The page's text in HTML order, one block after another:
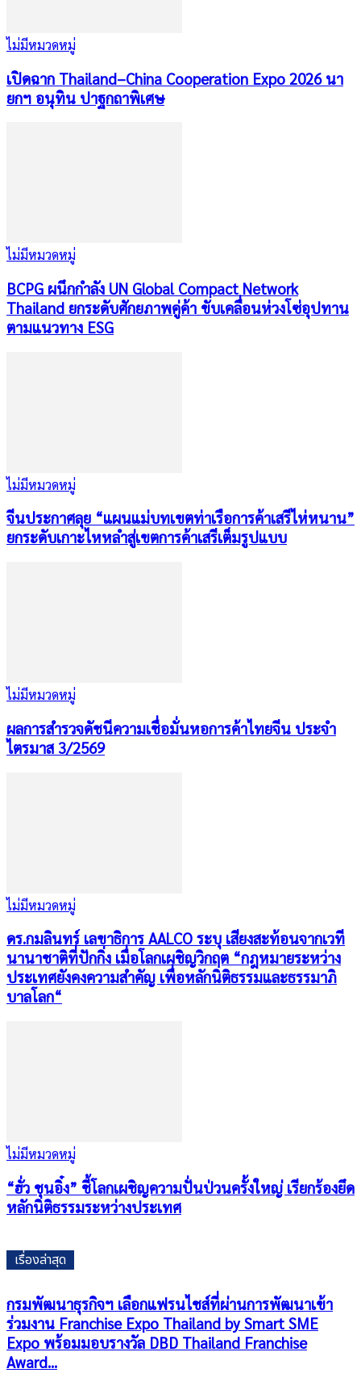
ไม่มีหมวดหมู่
เปิดฉาก Thailand–China Cooperation Expo 2026 นา
ยกฯ อนุทิน ปาฐกถาพิเศษ
ไม่มีหมวดหมู่
BCPG ผนึกกำลัง UN Global Compact Network
Thailand ยกระดับศักยภาพคู่ค้า ขับเคลื่อนห่วงโซ่อุปทาน
ตามแนวทาง ESG
ไม่มีหมวดหมู่
จีนประกาศลุย “แผนแม่บทเขตท่าเรือการค้าเสรีไห่หนาน”
ยกระดับเกาะไหหลำสู่เขตการค้าเสรีเต็มรูปแบบ
ไม่มีหมวดหมู่
ผลการสำรวจดัชนีความเชื่อมั่นหอการค้าไทยจีน ประจำ
ไตรมาส 3/2569
ไม่มีหมวดหมู่
ดร.กมลินทร์ เลขาธิการ AALCO ระบุ เสียงสะท้อนจากเวที
นานาชาติที่ปักกิ่ง เมื่อโลกเผชิญวิกฤต “กฎหมายระหว่าง
ประเทศยังคงความสำคัญ เพื่อหลักนิติธรรมและธรรมาภิ
บาลโลก“
ไม่มีหมวดหมู่
“ฮั่ว ชุนอิ๋ง” ชี้โลกเผชิญความปั่นป่วนครั้งใหญ่ เรียกร้องยึด
หลักนิติธรรมระหว่างประเทศ
เรื่องล่าสุด
กรมพัฒนาธุรกิจฯ เลือกแฟรนไชส์ที่ผ่านการพัฒนาเข้า
ร่วมงาน Franchise Expo Thailand by Smart SME
Expo พร้อมมอบรางวัล DBD Thailand Franchise
Award...